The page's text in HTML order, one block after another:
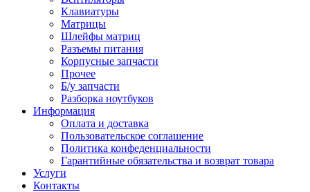
Клавиатуры
Матрицы
Шлейфы матриц
Разъемы питания
Корпусные запчасти
Прочее
Б/у запчасти
Разборка ноутбуков
Информация
Оплата и доставка
Пользовательское соглашение
Политика конфеденциальности
Гарантийные обязательства и возврат товара
Услуги
Контакты